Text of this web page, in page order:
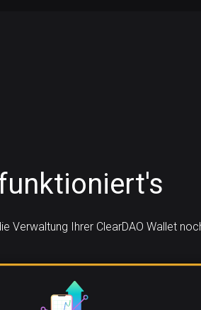
Verwaltung Ihrer ClearDAO Wallet